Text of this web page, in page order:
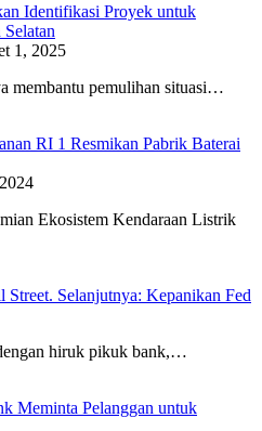
Identifikasi Proyek untuk
1, 2025
membantu pemulihan situasi…
RI 1 Resmikan Pabrik Baterai
Ekosistem Kendaraan Listrik
Selanjutnya: Kepanikan Fed
hiruk pikuk bank,…
Meminta Pelanggan untuk